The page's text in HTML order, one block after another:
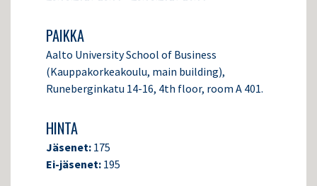
PAIKKA
Aalto University School of Business
(Kauppakorkeakoulu, main building),
Runeberginkatu 14-16, 4th floor, room A 401.
HINTA
Jäsenet: 175
Ei-jäsenet: 195